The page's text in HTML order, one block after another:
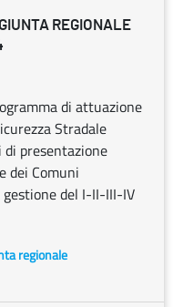
REGIONALE
di attuazione
Stradale
di presentazione
dei Comuni
del I-II-III-IV
regionale